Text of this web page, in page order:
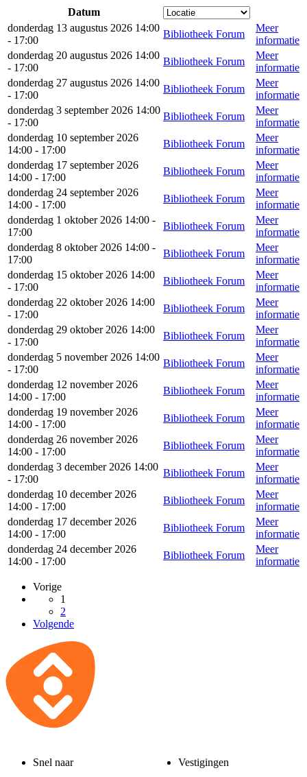
Datum
donderdag 13 augustus 2026 14:00
- 17:00
Bibliotheek Forum
Meer
informatie
donderdag 20 augustus 2026 14:00
- 17:00
Bibliotheek Forum
Meer
informatie
donderdag 27 augustus 2026 14:00
- 17:00
Bibliotheek Forum
Meer
informatie
donderdag 3 september 2026 14:00
- 17:00
Bibliotheek Forum
Meer
informatie
donderdag 10 september 2026
14:00 - 17:00
Bibliotheek Forum
Meer
informatie
donderdag 17 september 2026
14:00 - 17:00
Bibliotheek Forum
Meer
informatie
donderdag 24 september 2026
14:00 - 17:00
Bibliotheek Forum
Meer
informatie
donderdag 1 oktober 2026 14:00 -
17:00
Bibliotheek Forum
Meer
informatie
donderdag 8 oktober 2026 14:00 -
17:00
Bibliotheek Forum
Meer
informatie
donderdag 15 oktober 2026 14:00
- 17:00
Bibliotheek Forum
Meer
informatie
donderdag 22 oktober 2026 14:00
- 17:00
Bibliotheek Forum
Meer
informatie
donderdag 29 oktober 2026 14:00
- 17:00
Bibliotheek Forum
Meer
informatie
donderdag 5 november 2026 14:00
- 17:00
Bibliotheek Forum
Meer
informatie
donderdag 12 november 2026
14:00 - 17:00
Bibliotheek Forum
Meer
informatie
donderdag 19 november 2026
14:00 - 17:00
Bibliotheek Forum
Meer
informatie
donderdag 26 november 2026
14:00 - 17:00
Bibliotheek Forum
Meer
informatie
donderdag 3 december 2026 14:00
- 17:00
Bibliotheek Forum
Meer
informatie
donderdag 10 december 2026
14:00 - 17:00
Bibliotheek Forum
Meer
informatie
donderdag 17 december 2026
14:00 - 17:00
Bibliotheek Forum
Meer
informatie
donderdag 24 december 2026
14:00 - 17:00
Bibliotheek Forum
Meer
informatie
Vorige
1
2
Volgende
Snel naar Vestigingen